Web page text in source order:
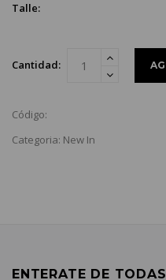
Talle:
Cantidad:
Código:
Categoria: New In
ENTERATE DE TODAS